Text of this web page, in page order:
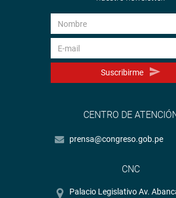
Suscribirme
CENTRO DE
prensa@congreso.gob.pe
CNC
Palacio Legislativo Av.